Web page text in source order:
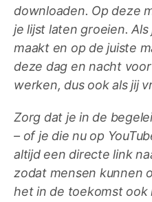
downloaden. Op deze
je lijst laten groeien.
maakt en op de juiste
deze dag en nacht
werken, dus ook als jij
Zorg dat je in de
– of je die nu op
altijd een directe link
zodat mensen kunnen
het in de toekomst ook